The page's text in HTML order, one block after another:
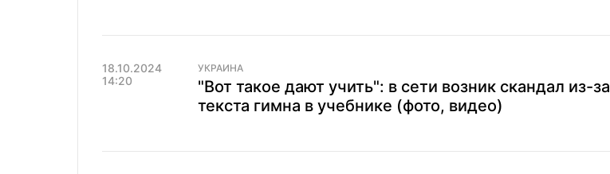
18.10.2024
14:20
УКРАИНА
"Вот такое дают учить": в сети возник скандал из-за
текста гимна в учебнике (фото, видео)